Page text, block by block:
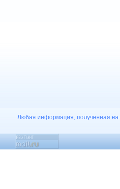
Любая информация, полученная на